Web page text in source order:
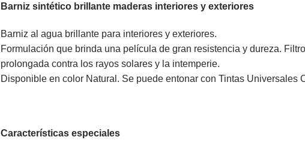
Barniz sintético brillante maderas interiores y exteriores
Barniz al agua brillante para interiores y exteriores.
Formulación que brinda una película de gran resistencia y dureza.
prolongada contra los rayos solares y la intemperie.
Disponible en color Natural. Se puede entonar con Tintas Universales
Características especiales